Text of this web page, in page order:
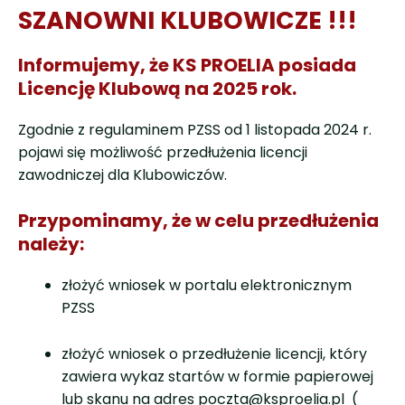
SZANOWNI KLUBOWICZE !!!
Informujemy, że KS PROELIA posiada
Licencję Klubową na 2025 rok.
Zgodnie z regulaminem PZSS od 1 listopada 2024 r.
pojawi się możliwość przedłużenia licencji
zawodniczej dla Klubowiczów.
Przypominamy, że w celu przedłużenia
należy:
złożyć wniosek w portalu elektronicznym
PZSS
złożyć wniosek o przedłużenie licencji, który
zawiera wykaz startów w formie papierowej
lub skanu na adres poczta@ksproelia.pl (